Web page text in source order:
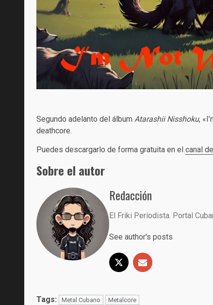
Segundo adelanto del álbum Atarashii Nisshoku,
deathcore.
Puedes descargarlo de forma gratuita en el canal
Sobre el autor
Redacción
El Friki Periodista. Portal
See author's posts
Tags: Metal Cubano Metalcore